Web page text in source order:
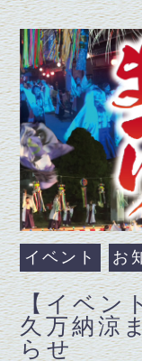
イベント お
【イベン
久万納涼
らせ